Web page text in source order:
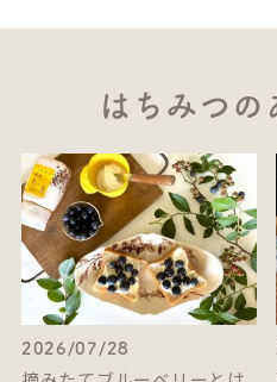
はちみつの
2026/07/28